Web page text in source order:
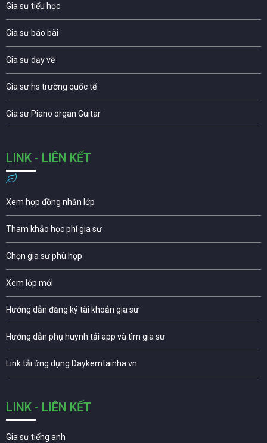
Gia sư tiểu học
Gia sư báo bài
Gia sư dạy vẽ
Gia sư hs trường quốc tế
Gia sư Piano organ Guitar
LINK - LIÊN KẾT
Xem hợp đồng nhận lớp
Tham khảo học phí gia sư
Chọn gia sư phù hợp
Xem lớp mới
Hướng dẫn đăng ký tài khoản gia sư
Hướng dẫn phụ huynh tải app và tìm gia sư
Link tải ứng dụng Daykemtainha.vn
LINK - LIÊN KẾT
Gia sư tiếng anh